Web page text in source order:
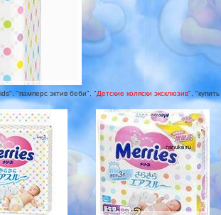
"памперс эктив беби", "Детские коляски эксклюзив", "купить